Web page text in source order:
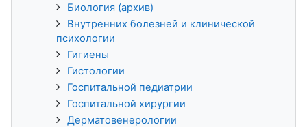
Биология (архив)
Внутренних болезней и клинической
психологии
Гигиены
Гистологии
Госпитальной педиатрии
Госпитальной хирургии
Дерматовенерологии